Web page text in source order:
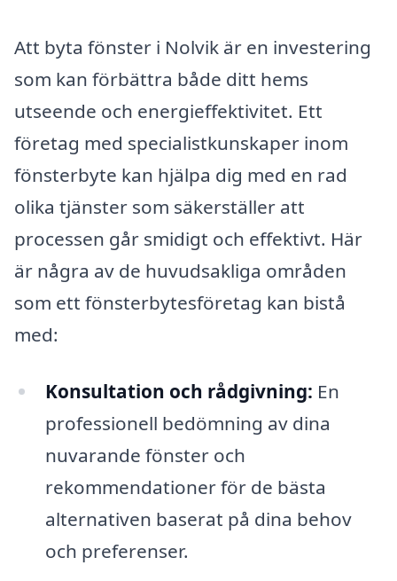
Att byta fönster i Nolvik är en investering
som kan förbättra både ditt hems
utseende och energieffektivitet. Ett
företag med specialistkunskaper inom
fönsterbyte kan hjälpa dig med en rad
olika tjänster som säkerställer att
processen går smidigt och effektivt. Här
är några av de huvudsakliga områden
som ett fönsterbytesföretag kan bistå
med:
Konsultation och rådgivning: En
professionell bedömning av dina
nuvarande fönster och
rekommendationer för de bästa
alternativen baserat på dina behov
och preferenser.